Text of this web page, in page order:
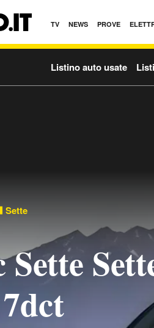
TV NEWS PROVE
Listino auto usate
Sette
Sette